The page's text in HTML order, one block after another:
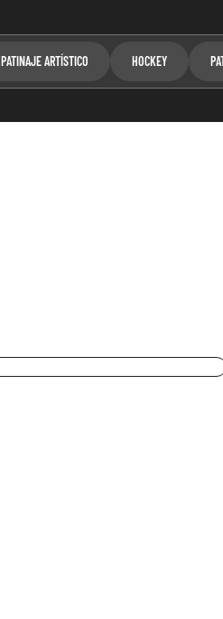
PATINAJE ARTÍSTICO HOCKEY